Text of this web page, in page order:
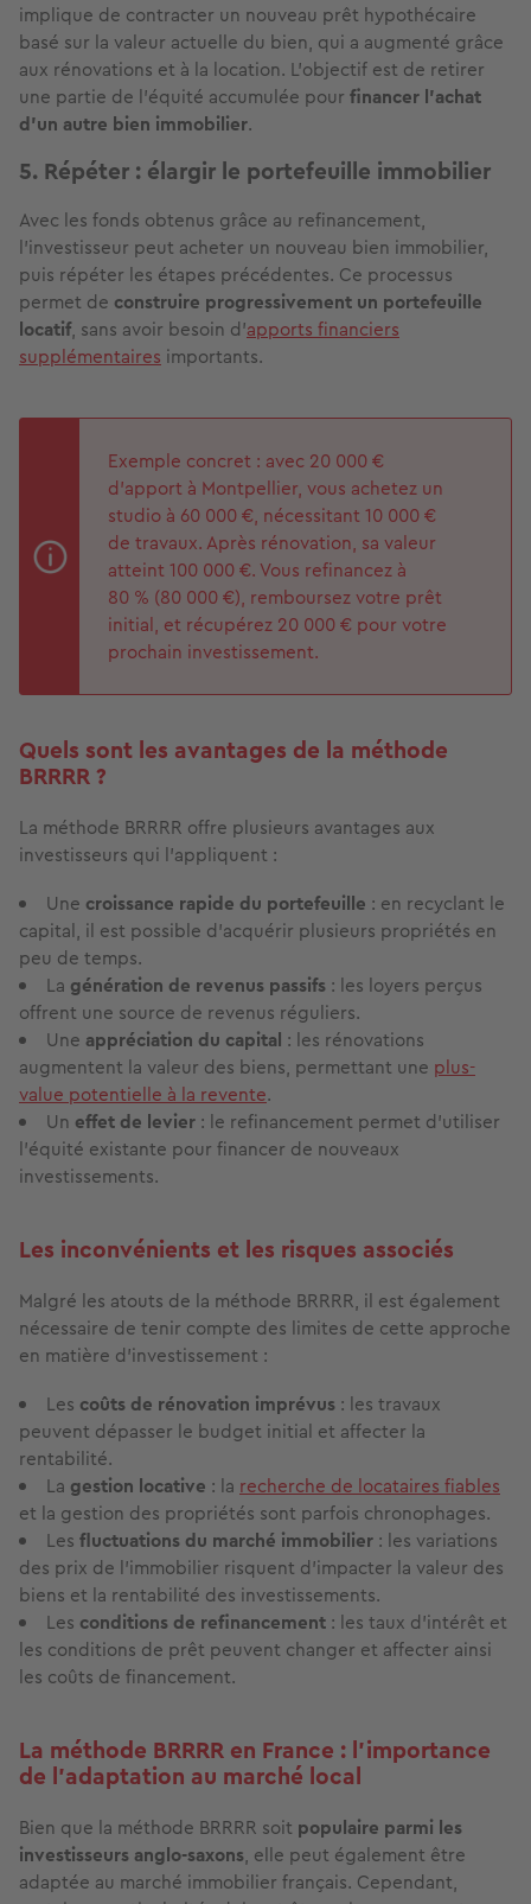
implique de contracter un nouveau prêt hypothécaire
basé sur la valeur actuelle du bien, qui a augmenté grâce
aux rénovations et à la location. L'objectif est de retirer
une partie de l'équité accumulée pour financer l'achat
d'un autre bien immobilier.
5. Répéter : élargir le portefeuille immobilier
Avec les fonds obtenus grâce au refinancement,
l'investisseur peut acheter un nouveau bien immobilier,
puis répéter les étapes précédentes. Ce processus
permet de construire progressivement un portefeuille
locatif, sans avoir besoin d'apports financiers
supplémentaires importants.
Exemple concret : avec 20 000 €
d'apport à Montpellier, vous achetez un
studio à 60 000 €, nécessitant 10 000 €
de travaux. Après rénovation, sa valeur
atteint 100 000 €. Vous refinancez à
80 % (80 000 €), remboursez votre prêt
initial, et récupérez 20 000 € pour votre
prochain investissement.
Quels sont les avantages de la méthode
BRRRR ?
La méthode BRRRR offre plusieurs avantages aux
investisseurs qui l’appliquent :
Une croissance rapide du portefeuille : en recyclant le
capital, il est possible d'acquérir plusieurs propriétés en
peu de temps.
La génération de revenus passifs : les loyers perçus
offrent une source de revenus réguliers.
Une appréciation du capital : les rénovations
augmentent la valeur des biens, permettant une plus-
value potentielle à la revente.
Un effet de levier : le refinancement permet d'utiliser
l'équité existante pour financer de nouveaux
investissements.
Les inconvénients et les risques associés
Malgré les atouts de la méthode BRRRR, il est également
nécessaire de tenir compte des limites de cette approche
en matière d’investissement :
Les coûts de rénovation imprévus : les travaux
peuvent dépasser le budget initial et affecter la
rentabilité.
La gestion locative : la recherche de locataires fiables
et la gestion des propriétés sont parfois chronophages.
Les fluctuations du marché immobilier : les variations
des prix de l'immobilier risquent d'impacter la valeur des
biens et la rentabilité des investissements.
Les conditions de refinancement : les taux d'intérêt et
les conditions de prêt peuvent changer et affecter ainsi
les coûts de financement.
La méthode BRRRR en France : l’importance
de l’adaptation au marché local
Bien que la méthode BRRRR soit populaire parmi les
investisseurs anglo-saxons, elle peut également être
adaptée au marché immobilier français. Cependant,